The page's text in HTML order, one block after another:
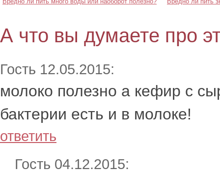
А что вы думаете про
Гость 12.05.2015:
молоко полезно а кефир с
бактерии есть и в молоке!
ответить
Гость 04.12.2015: